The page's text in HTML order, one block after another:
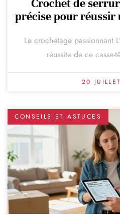
Crochet de
précise pour réussir
Le crochetage passionnant
réussite de ce casse-
20
CONSEILS ET ASTUCES